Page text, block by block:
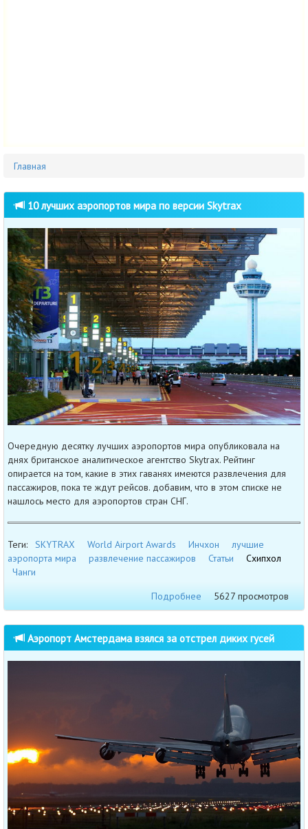
Главная
10 лучших аэропортов мира по версии Skytrax
Очередную десятку лучших аэропортов мира опубликовала на
днях британское аналитическое агентство Skytrax. Рейтинг
опирается на том, какие в этих гаванях имеются развлечения для
пассажиров, пока те ждут рейсов. добавим, что в этом списке не
нашлось место для аэропортов стран СНГ.
Теги: SKYTRAX World Airport Awards Инчхон
лучшие
аэропорта мира
развлечение пассажиров Статьи
Схипхол
Чанги
Подробнее
5627 просмотров
Аэропорт Амстердама взялся за отстрел диких гусей